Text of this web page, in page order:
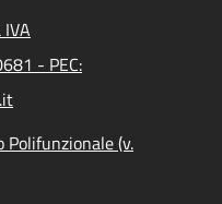
- PEC:
Polifunzionale (v.